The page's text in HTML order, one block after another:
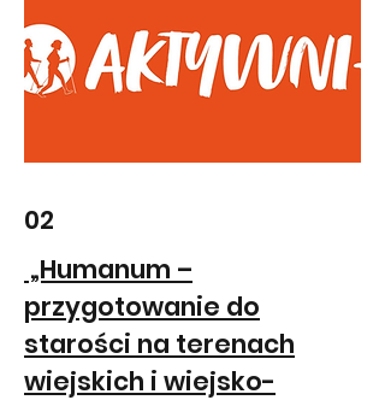
02
„Humanum –
przygotowanie do
starości na terenach
wiejskich i wiejsko-